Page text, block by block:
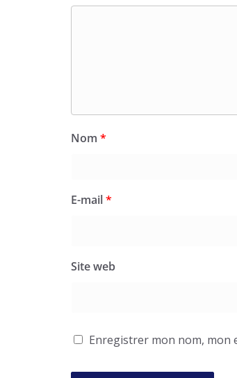
Nom *
E-mail*
Site web
Enregistrer mon nom, mon